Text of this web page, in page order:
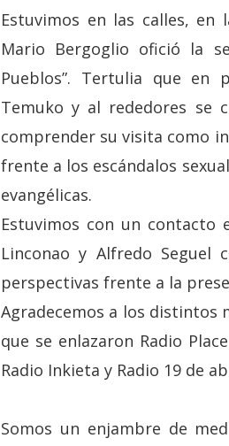
Estuvimos en las calles,
Mario Bergoglio ofició la
Pueblos”. Tertulia que en
Temuko y al rededores se
comprender su visita como
frente a los escándalos
evangélicas.
Estuvimos con un contacto
Linconao y Alfredo Seguel
perspectivas frente a la
Agradecemos a los distintos
que se enlazaron Radio
Radio Inkieta y Radio 19 de
Somos un enjambre de